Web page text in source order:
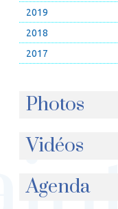
2019
2018
2017
Photos
Vidéos
Agenda